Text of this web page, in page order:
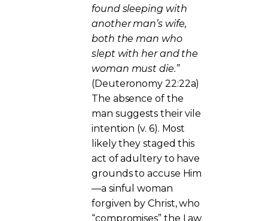
found sleeping with
another man’s wife,
both the man who
slept with her and the
woman must die.”
(Deuteronomy 22:22a)
The absence of the
man suggests their vile
intention (v. 6). Most
likely they staged this
act of adultery to have
grounds to accuse Him
—a sinful woman
forgiven by Christ, who
“compromises” the Law